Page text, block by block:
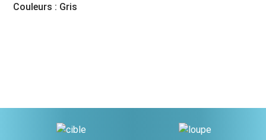
Couleurs : Gris